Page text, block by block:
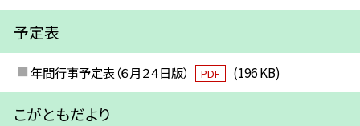
予定表
年間行事予定表（６月２４日版） PDF (196 KB)
こがともだより